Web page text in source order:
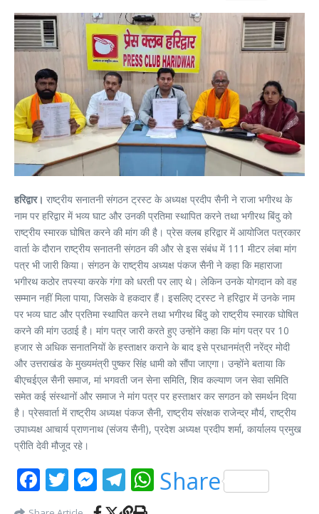
हरिद्वार। राष्ट्रीय सनातनी संगठन ट्रस्ट के अध्यक्ष प्रदीप सैनी ने राजा भगीरथ के
नाम पर हरिद्वार में भव्य घाट और उनकी प्रतिमा स्थापित करने तथा भगीरथ बिंदु को
राष्ट्रीय स्मारक घोषित करने की मांग की है। प्रेस क्लब हरिद्वार में आयोजित पत्रकार
वार्ता के दौरान राष्ट्रीय सनातनी संगठन की और से इस संबंध में 111 मीटर लंबा मांग
पत्र भी जारी किया। संगठन के राष्ट्रीय अध्यक्ष पंकज सैनी ने कहा कि महाराजा
भगीरथ कठोर तपस्या करके गंगा को धरती पर लाए थे। लेकिन उनके योगदान को वह
सम्मान नहीं मिला पाया, जिसके वे हकदार हैं। इसलिए ट्रस्ट ने हरिद्वार में उनके नाम
पर भव्य घाट और प्रतिमा स्थापित करने तथा भगीरथ बिंदु को राष्ट्रीय स्मारक घोषित
करने की मांग उठाई है। मांग पत्र जारी करते हुए उन्होंने कहा कि मांग पत्र पर 10
हजार से अधिक सनातनियों के हस्ताक्षर कराने के बाद इसे प्रधानमंत्री नरेंद्र मोदी
और उत्तराखंड के मुख्यमंत्री पुष्कर सिंह धामी को सौंपा जाएगा। उन्होंने बताया कि
बीएचईएल सैनी समाज, मां भगवती जन सेना समिति, शिव कल्याण जन सेवा समिति
समेत कई संस्थानों और समाज ने मांग पत्र पर हस्ताक्षर कर सगठन को समर्थन दिया
है। प्रेसवार्ता में राष्ट्रीय अध्यक्ष पंकज सैनी, राष्ट्रीय संरक्षक राजेन्द्र मौर्य, राष्ट्रीय
उपाध्यक्ष आचार्य प्राणनाथ (संजय सैनी), प्रदेश अध्यक्ष प्रदीप शर्मा, कार्यालय प्रमुख
प्रीति देवी मौजूद रहे।
Facebook
Twitter
Messenger
Telegram
WhatsApp
Share